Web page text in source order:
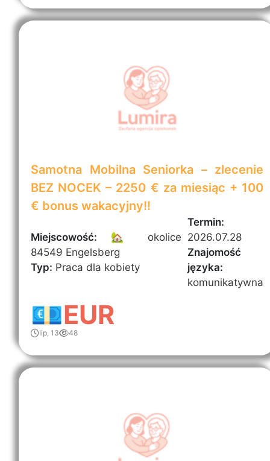
Samotna Mobilna Seniorka – zlecenie
BEZ NOCEK – 2250 € za miesiąc + 100
€ bonus wakacyjny!!
Miejscowość:
🏡 okolice
84549 Engelsberg
Typ: Praca dla kobiety
Termin:
2026.07.28
Znajomość
języka:
komunikatywna
💶EUR
lip, 13 48